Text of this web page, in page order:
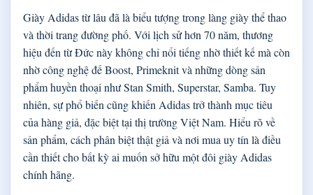
Giày Adidas từ lâu đã là biểu tượng trong làng giày thể thao
và thời trang đường phố. Với lịch sử hơn 70 năm, thương
hiệu đến từ Đức này không chỉ nổi tiếng nhờ thiết kế mà còn
nhờ công nghệ đế Boost, Primeknit và những dòng sản
phẩm huyền thoại như Stan Smith, Superstar, Samba. Tuy
nhiên, sự phổ biến cũng khiến Adidas trở thành mục tiêu
của hàng giả, đặc biệt tại thị trường Việt Nam. Hiểu rõ về
sản phẩm, cách phân biệt thật giả và nơi mua uy tín là điều
cần thiết cho bất kỳ ai muốn sở hữu một đôi giày Adidas
chính hãng.